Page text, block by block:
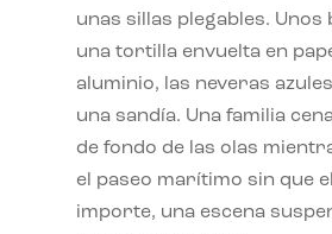
unas sillas plegables. Unos
una tortilla envuelta en
aluminio, las neveras
una sandía. Una familia
de fondo de las olas
el paseo marítimo sin que
importe, una escena